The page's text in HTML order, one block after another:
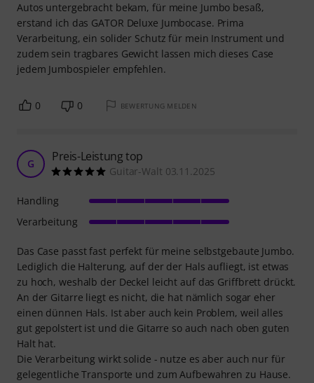
Autos untergebracht bekam, für meine Jumbo besaß,
erstand ich das GATOR Deluxe Jumbocase. Prima
Verarbeitung, ein solider Schutz für mein Instrument und
zudem sein tragbares Gewicht lassen mich dieses Case
jedem Jumbospieler empfehlen.
0 0 BEWERTUNG MELDEN
G Preis-Leistung top
Guitar-Walt 03.11.2025
Das Case passt fast perfekt für meine selbstgebaute Jumbo.
Lediglich die Halterung, auf der der Hals aufliegt, ist etwas
zu hoch, weshalb der Deckel leicht auf das Griffbrett drückt.
An der Gitarre liegt es nicht, die hat nämlich sogar eher
einen dünnen Hals. Ist aber auch kein Problem, weil alles
gut gepolstert ist und die Gitarre so auch nach oben guten
Halt hat.
Die Verarbeitung wirkt solide - nutze es aber auch nur für
gelegentliche Transporte und zum Aufbewahren zu Hause.
Handling
Verarbeitung